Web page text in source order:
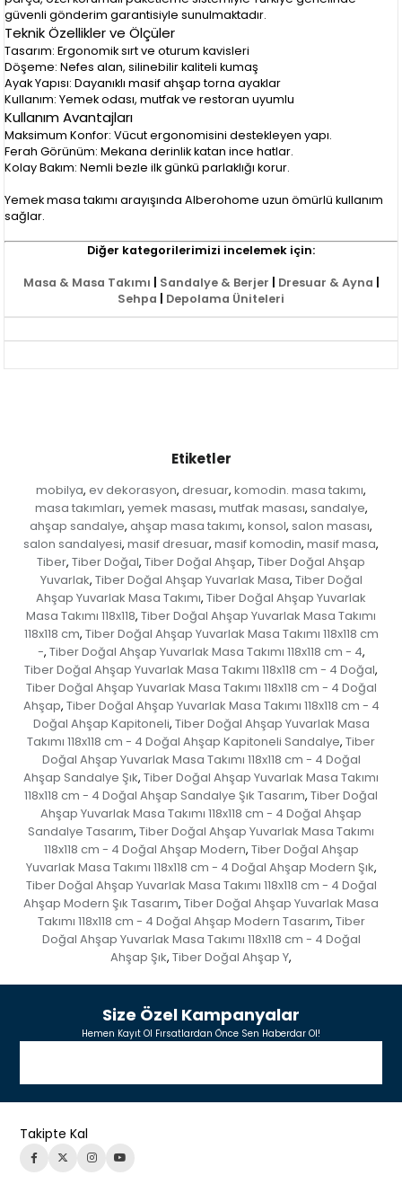
güvenli gönderim garantisiyle sunulmaktadır.
Teknik Özellikler ve Ölçüler
Tasarım: Ergonomik sırt ve oturum kavisleri
Döşeme: Nefes alan, silinebilir kaliteli kumaş
Ayak Yapısı: Dayanıklı masif ahşap torna ayaklar
Kullanım: Yemek odası, mutfak ve restoran uyumlu
Kullanım Avantajları
Maksimum Konfor: Vücut ergonomisini destekleyen yapı.
Ferah Görünüm: Mekana derinlik katan ince hatlar.
Kolay Bakım: Nemli bezle ilk günkü parlaklığı korur.
Yemek masa takımı arayışında Alberohome uzun ömürlü kullanım
sağlar.
Diğer kategorilerimizi incelemek için:
Masa & Masa Takımı Sandalye & Berjer Dresuar & Ayna
Sehpa
Depolama Üniteleri
Etiketler
mobilya, ev dekorasyon, dresuar, komodin. masa takımı,
masa takımları, yemek masası, mutfak masası, sandalye,
ahşap sandalye, ahşap masa takımı, konsol, salon masası,
salon sandalyesi, masif dresuar, masif komodin, masif masa,
Tiber, Tiber Doğal, Tiber Doğal Ahşap, Tiber Doğal Ahşap
Yuvarlak, Tiber Doğal Ahşap Yuvarlak Masa, Tiber Doğal
Ahşap Yuvarlak Masa Takımı, Tiber Doğal Ahşap Yuvarlak
Masa Takımı 118x118, Tiber Doğal Ahşap Yuvarlak Masa Takımı
118x118 cm, Tiber Doğal Ahşap Yuvarlak Masa Takımı 118x118 cm
-, Tiber Doğal Ahşap Yuvarlak Masa Takımı 118x118 cm - 4,
Tiber Doğal Ahşap Yuvarlak Masa Takımı 118x118 cm - 4 Doğal,
Tiber Doğal Ahşap Yuvarlak Masa Takımı 118x118 cm - 4 Doğal
Ahşap, Tiber Doğal Ahşap Yuvarlak Masa Takımı 118x118 cm - 4
Doğal Ahşap Kapitoneli, Tiber Doğal Ahşap Yuvarlak Masa
Takımı 118x118 cm - 4 Doğal Ahşap Kapitoneli Sandalye, Tiber
Doğal Ahşap Yuvarlak Masa Takımı 118x118 cm - 4 Doğal
Ahşap Sandalye Şık, Tiber Doğal Ahşap Yuvarlak Masa Takımı
118x118 cm - 4 Doğal Ahşap Sandalye Şık Tasarım, Tiber Doğal
Ahşap Yuvarlak Masa Takımı 118x118 cm - 4 Doğal Ahşap
Sandalye Tasarım, Tiber Doğal Ahşap Yuvarlak Masa Takımı
118x118 cm - 4 Doğal Ahşap Modern, Tiber Doğal Ahşap
Yuvarlak Masa Takımı 118x118 cm - 4 Doğal Ahşap Modern Şık,
Tiber Doğal Ahşap Yuvarlak Masa Takımı 118x118 cm - 4 Doğal
Ahşap Modern Şık Tasarım, Tiber Doğal Ahşap Yuvarlak Masa
Takımı 118x118 cm - 4 Doğal Ahşap Modern Tasarım, Tiber
Doğal Ahşap Yuvarlak Masa Takımı 118x118 cm - 4 Doğal
Ahşap Şık, Tiber Doğal Ahşap Y,
Size Özel Kampanyalar
Hemen Kayıt Ol Fırsatlardan Önce Sen Haberdar Ol!
Takipte Kal